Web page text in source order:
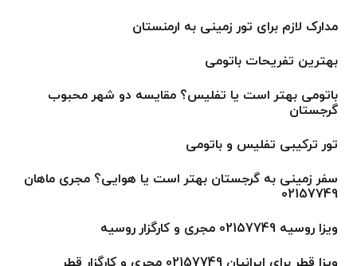
مدارک لازم برای تور زمینی به ارمنستان
بهترین تفریحات باتومی
باتومی بهتر است یا تفلیس؟ مقایسه دو شهر محبوب
گرجستان
تور ترکیبی تفلیس و باتومی
سفر زمینی به گرجستان بهتر است یا هوایی؟ مجری ماهان
02157749
ویزا روسیه 02157749 مجری و کارگزار روسیه